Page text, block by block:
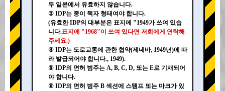
두 일본에서 유효하지 않습니다.
③ IDP는 종이 책자 형태여야 합니다.
(유효한 IDP의 대부분은 표지에 "1949가 쓰여 있습
니다.표지에 "1968"이 쓰여 있다면 저희에게 연락해
주세요.)
④ IDP는 도로교통에 관한 협약(제네바, 1949년)에 따
라 발급되어야 합니다., 1949).
⑤ IDP의 면허 범주는 A, B, C, D, 또는 E로 기재되어
야 합니다.
⑥ IDP의 면허 범주 B 섹션에 스탬프 또는 마크가 있